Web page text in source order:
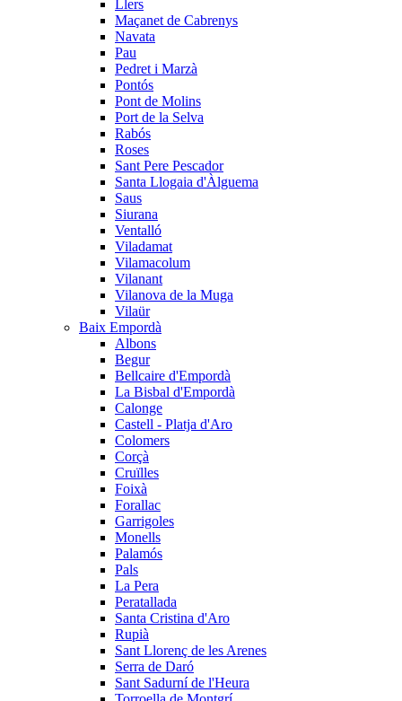
Llers
Maçanet de Cabrenys
Navata
Pau
Pedret i Marzà
Pontós
Pont de Molins
Port de la Selva
Rabós
Roses
Sant Pere Pescador
Santa Llogaia d'Àlguema
Saus
Siurana
Ventalló
Viladamat
Vilamacolum
Vilanant
Vilanova de la Muga
Vilaür
Baix Empordà
Albons
Begur
Bellcaire d'Empordà
La Bisbal d'Empordà
Calonge
Castell - Platja d'Aro
Colomers
Corçà
Cruïlles
Foixà
Forallac
Garrigoles
Monells
Palamós
Pals
La Pera
Peratallada
Santa Cristina d'Aro
Rupià
Sant Llorenç de les Arenes
Serra de Daró
Sant Sadurní de l'Heura